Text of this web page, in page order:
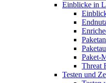
Einblicke in
Paket-
Threat
Testen und